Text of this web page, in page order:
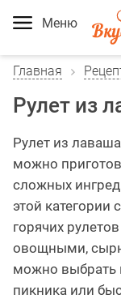
Меню
Главная
Рулет из
Рулет из
можно
сложных
этой
горячих
овощными,
можно выбрать
пикника или